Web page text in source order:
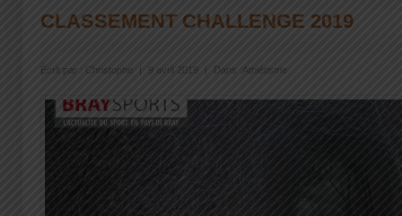
CLASSEMENT CHALLENGE 2019
Écrit par : Christophe 9 avril 2019 | Dans : Athlétisme